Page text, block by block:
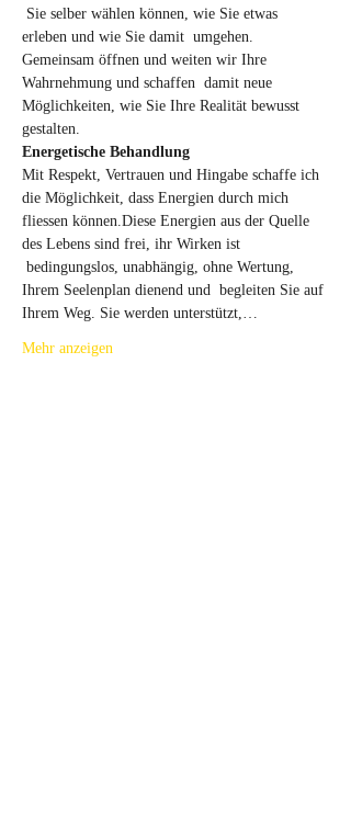
Sie selber wählen können, wie Sie etwas
erleben und wie Sie damit  umgehen.
Gemeinsam öffnen und weiten wir Ihre
Wahrnehmung und schaffen  damit neue
Möglichkeiten, wie Sie Ihre Realität bewusst
gestalten.
Energetische Behandlung
Mit Respekt, Vertrauen und Hingabe schaffe ich
die Möglichkeit, dass Energien durch mich
fliessen können.Diese Energien aus der Quelle
des Lebens sind frei, ihr Wirken ist
bedingungslos, unabhängig, ohne Wertung,
Ihrem Seelenplan dienend und  begleiten Sie auf
Ihrem Weg. Sie werden unterstützt,…
Mehr anzeigen